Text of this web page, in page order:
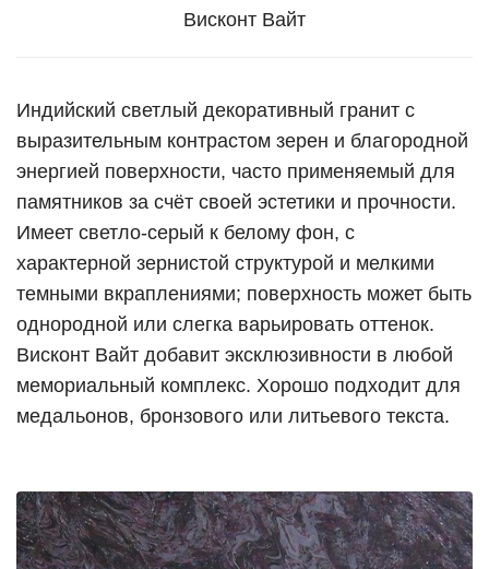
Висконт Вайт
Индийский светлый декоративный гранит с
выразительным контрастом зерен и благородной
энергией поверхности, часто применяемый для
памятников за счёт своей эстетики и прочности.
Имеет светло-серый к белому фон, с
характерной зернистой структурой и мелкими
темными вкраплениями; поверхность может быть
однородной или слегка варьировать оттенок.
Висконт Вайт добавит эксклюзивности в любой
мемориальный комплекс. Хорошо подходит для
медальонов, бронзового или литьевого текста.